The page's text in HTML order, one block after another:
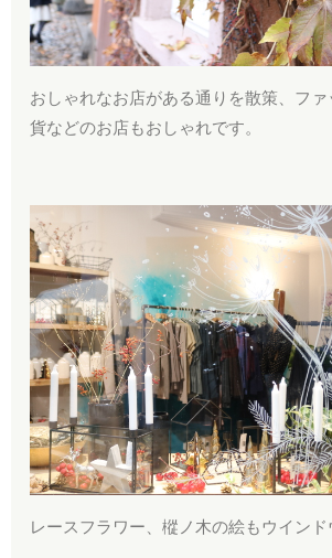
おしゃれなお店がある通りを散策、フ
貨などのお店もおしゃれです。
レースフラワー、樅ノ木の絵もウインド